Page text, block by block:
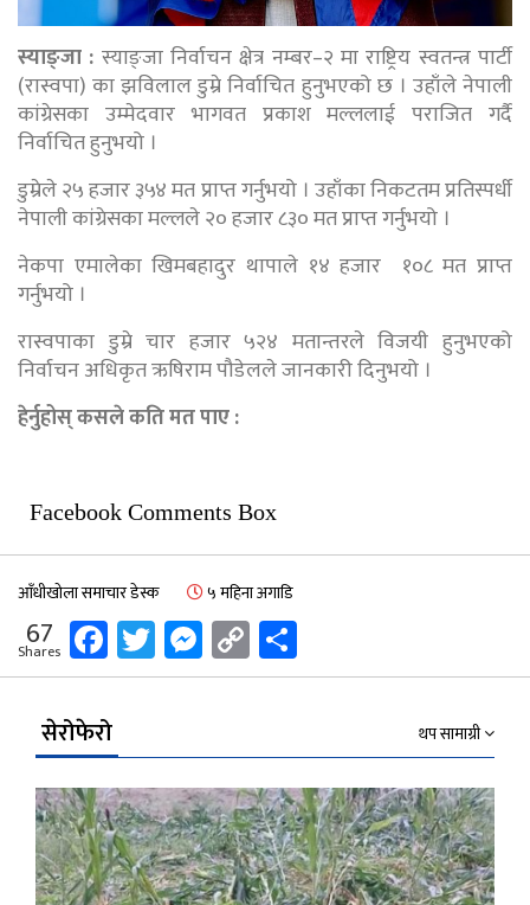
स्याङ्जा : स्याङ्जा निर्वाचन क्षेत्र नम्बर–२ मा राष्ट्रिय स्वतन्त्र पार्टी
(रास्वपा) का झविलाल डुम्रे निर्वाचित हुनुभएको छ । उहाँले नेपाली
कांग्रेसका उम्मेदवार भागवत प्रकाश मल्ललाई पराजित गर्दै
निर्वाचित हुनुभयो ।
डुम्रेले २५ हजार ३५४ मत प्राप्त गर्नुभयो । उहाँका निकटतम प्रतिस्पर्धी
नेपाली कांग्रेसका मल्लले २० हजार ८३० मत प्राप्त गर्नुभयो ।
नेकपा एमालेका खिमबहादुर थापाले १४ हजार १०८ मत प्राप्त
गर्नुभयो ।
रास्वपाका डुम्रे चार हजार ५२४ मतान्तरले विजयी हुनुभएको
निर्वाचन अधिकृत ऋषिराम पौडेलले जानकारी दिनुभयो ।
हेर्नुहोस् कसले कति मत पाए :
Facebook Comments Box
आँधीखोला समाचार डेस्क ५ महिना अगाडि
67
Shares Facebook
Twitter
Messenger
Copy
Link
सेरोफेरो थप सामाग्री